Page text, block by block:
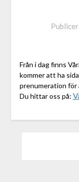
Från i dag finns
kommer att ha
prenumeration för
Du hittar oss på: